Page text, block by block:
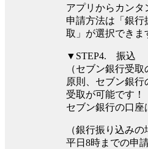
アプリからカンタ
申請方法は「銀行
取」が選択できま
▼STEP4. 振込
（セブン銀行受取
原則、セブン銀行
受取が可能です！
セブン銀行の口座
（銀行振り込みの
平⽇8時までの申